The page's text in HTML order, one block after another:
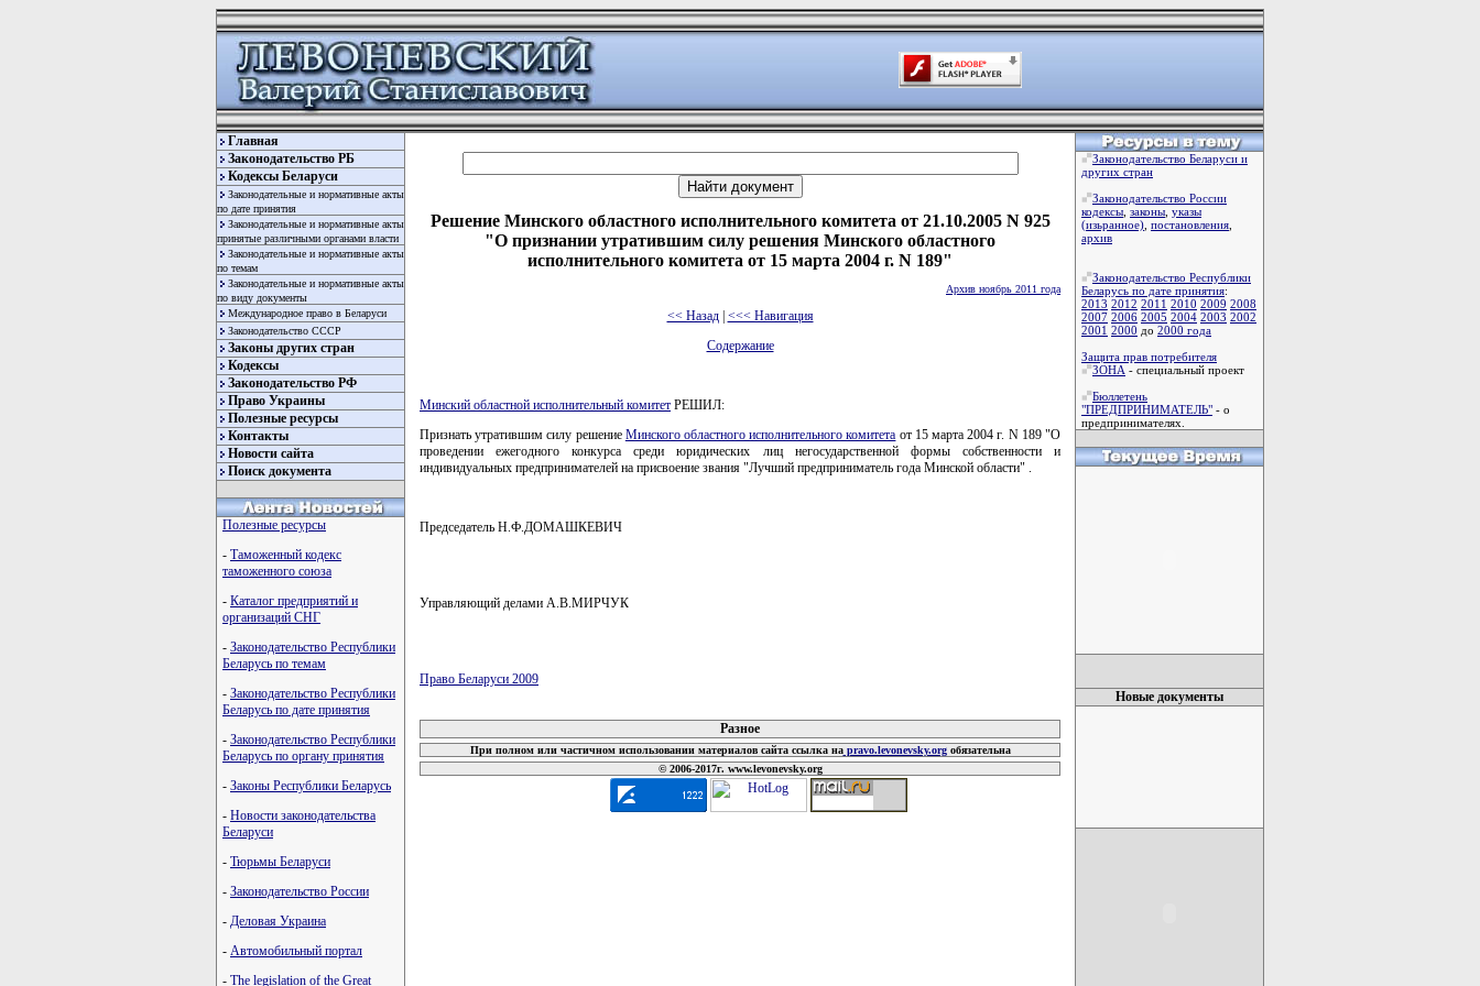
Главная
Законодательство РБ
Кодексы Беларуси
Законодательные и нормативные акты
по дате принятия
Законодательные и нормативные акты
принятые различными органами власти
Законодательные и нормативные акты
по темам
Законодательные и нормативные акты
по виду документы
Международное право в Беларуси
Законодательство СССР
Законы других стран
Кодексы
Законодательство РФ
Право Украины
Полезные ресурсы
Контакты
Новости сайта
Поиск документа
Полезные ресурсы
- Таможенный кодекс
таможенного союза
- Каталог предприятий и
организаций СНГ
- Законодательство Республики
Беларусь по темам
- Законодательство Республики
Беларусь по дате принятия
- Законодательство Республики
Беларусь по органу принятия
- Законы Республики Беларусь
- Новости законодательства
Беларуси
- Тюрьмы Беларуси
- Законодательство России
- Деловая Украина
- Автомобильный портал
- The legislation of the Great
Решение Минского областного исполнительного комитета от 21.10.2005 N 925
"О признании утратившим силу решения Минского областного
исполнительного комитета от 15 марта 2004 г. N 189"
Архив ноябрь 2011 года
<< Назад| <<< Навигация
Содержание
Минский областной исполнительный комитет РЕШИЛ:
Признать утратившим силу решение Минского областного исполнительного комитета от 15 марта 2004 г. N 189 "О
проведении ежегодного конкурса среди юридических лиц негосударственной формы собственности и
индивидуальных предпринимателей на присвоение звания "Лучший предприниматель года Минской области" .
Председатель Н.Ф.ДОМАШКЕВИЧ
Управляющий делами А.В.МИРЧУК
Право Беларуси 2009
Разное
При полном или частичном использовании материалов сайта ссылка наpravo.levonevsky.orgобязательна
© 2006-2017г. www.levonevsky.org
Законодательство Беларуси и
других стран
Законодательство России
кодексы законы указы
(изьранное) постановления
архив
Законодательство Республики
Беларусь по дате принятия:
2013 2012 2011 2010 2009 2008
2007 2006 2005 2004 2003 2002
2001 2000 до 2000 года
Защита прав потребителя
ЗОНА - специальный проект
Бюллетень
"ПРЕДПРИНИМАТЕЛЬ" - о
предпринимателях.
Новые документы